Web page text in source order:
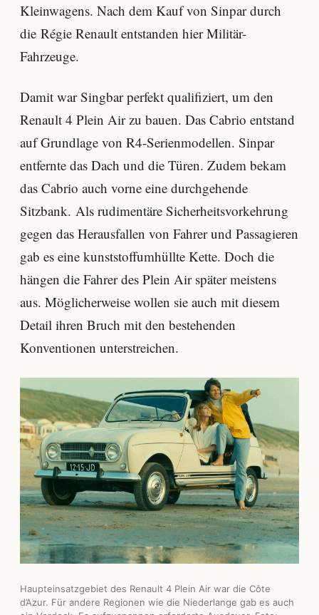
Kleinwagens. Nach dem Kauf von Sinpar durch
die Régie Renault entstanden hier Militär-
Fahrzeuge.
Damit war Singbar perfekt qualifiziert, um den
Renault 4 Plein Air zu bauen. Das Cabrio entstand
auf Grundlage von R4-Serienmodellen. Sinpar
entfernte das Dach und die Türen. Zudem bekam
das Cabrio auch vorne eine durchgehende
Sitzbank. Als rudimentäre Sicherheitsvorkehrung
gegen das Herausfallen von Fahrer und Passagieren
gab es eine kunststoffumhüllte Kette. Doch die
hängen die Fahrer des Plein Air später meistens
aus. Möglicherweise wollen sie auch mit diesem
Detail ihren Bruch mit den bestehenden
Konventionen unterstreichen.
Haupteinsatzgebiet des Renault 4 Plein Air war die Côte
d’Azur. Für andere Regionen wie die Niederlange gab es auch